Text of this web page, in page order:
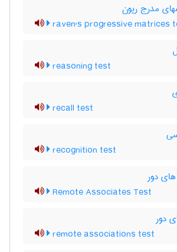
مدرج ریون
raven's progressive matrices
reasoning test
recall test
recognition test
دور
Remote Associates Test
دور
remote associations test